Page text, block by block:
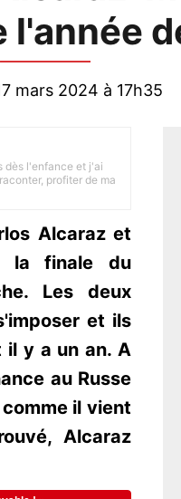
l'année
mars 2024 à 17h35
dès l'enfance et j'ai
profiter de ma
Alcaraz et
la finale du
Les deux
et ils
il y a un an. A
au Russe
il vient
Alcaraz